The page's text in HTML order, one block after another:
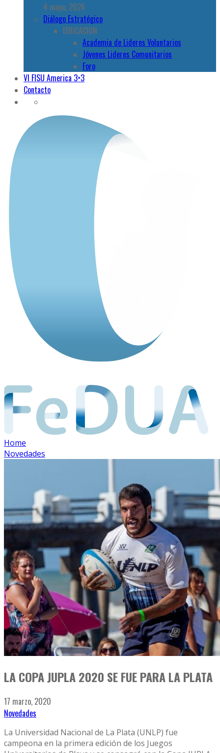
4 mayo, 2026
Diálogo Estratégico
EDUCACION
Academia de Lideres Voluntarios
Jóvenes Lideres Comunitarios
Foro
VI FISU America 3×3
Contacto
Home
Novedades
LA COPA JUPLA 2020 SE FUE PARA LA PLATA
17 marzo, 2020
Novedades
La Universidad Nacional de La Plata (UNLP) fue
campeona en la primera edición de los Juegos